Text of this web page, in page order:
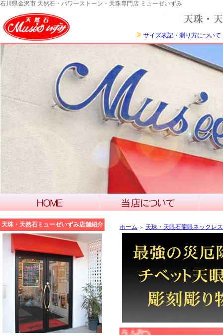
石川県金沢市 天然石・パワーストーン・天珠専門店 ミューゼいずみ
サイズ表記・測り方について
天珠・天然石ミューゼいずみ店舗紹介 ホーム ＞ 天珠・天眼石龍眼ネックレ